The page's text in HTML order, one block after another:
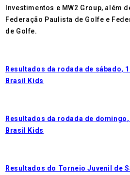
Investimentos e MW2 Group, além
Federação Paulista de Golfe e
de Golfe.
Resultados da rodada de sábado,
Brasil Kids
Resultados da rodada de
Brasil Kids
Resultados do Torneio Juvenil de